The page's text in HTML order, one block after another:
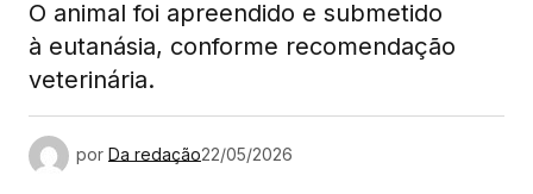
O animal foi apreendido e submetido
à eutanásia, conforme recomendação
veterinária.
por Da redação22/05/2026